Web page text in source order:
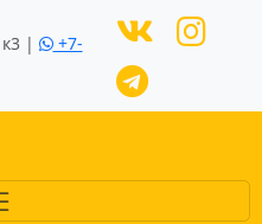
|
+7-